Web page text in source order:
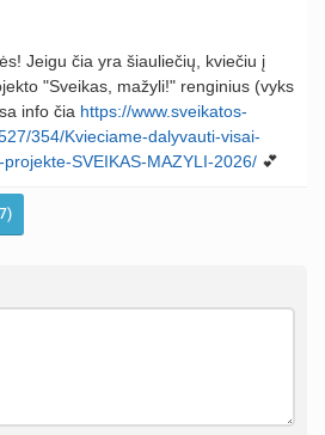
Jeigu čia yra šiauliečių, kviečiu į
"Sveikas, mažyli!" renginius (vyks
info čia https://www.sveikatos-
354/Kvieciame-dalyvauti-visai-
SVEIKAS-MAZYLI-2026/ 💕